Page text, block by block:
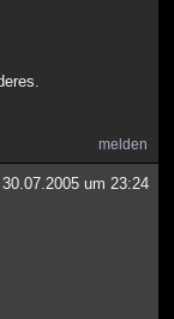
melden
30.07.2005 um 23:24